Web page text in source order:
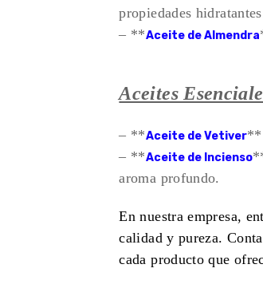
propiedades
– **Aceite de Almendra
Aceites
– **Aceite de Vetiver
– **Aceite de Incienso
aroma profundo.
En nuestra empresa,
calidad y pureza.
cada producto que